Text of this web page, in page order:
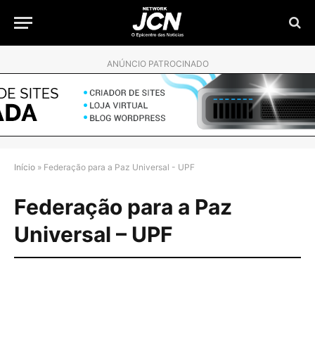
ANÚNCIO PATROCINADO
Início » Federação para a Paz Universal - UPF
Federação para a Paz
Universal – UPF